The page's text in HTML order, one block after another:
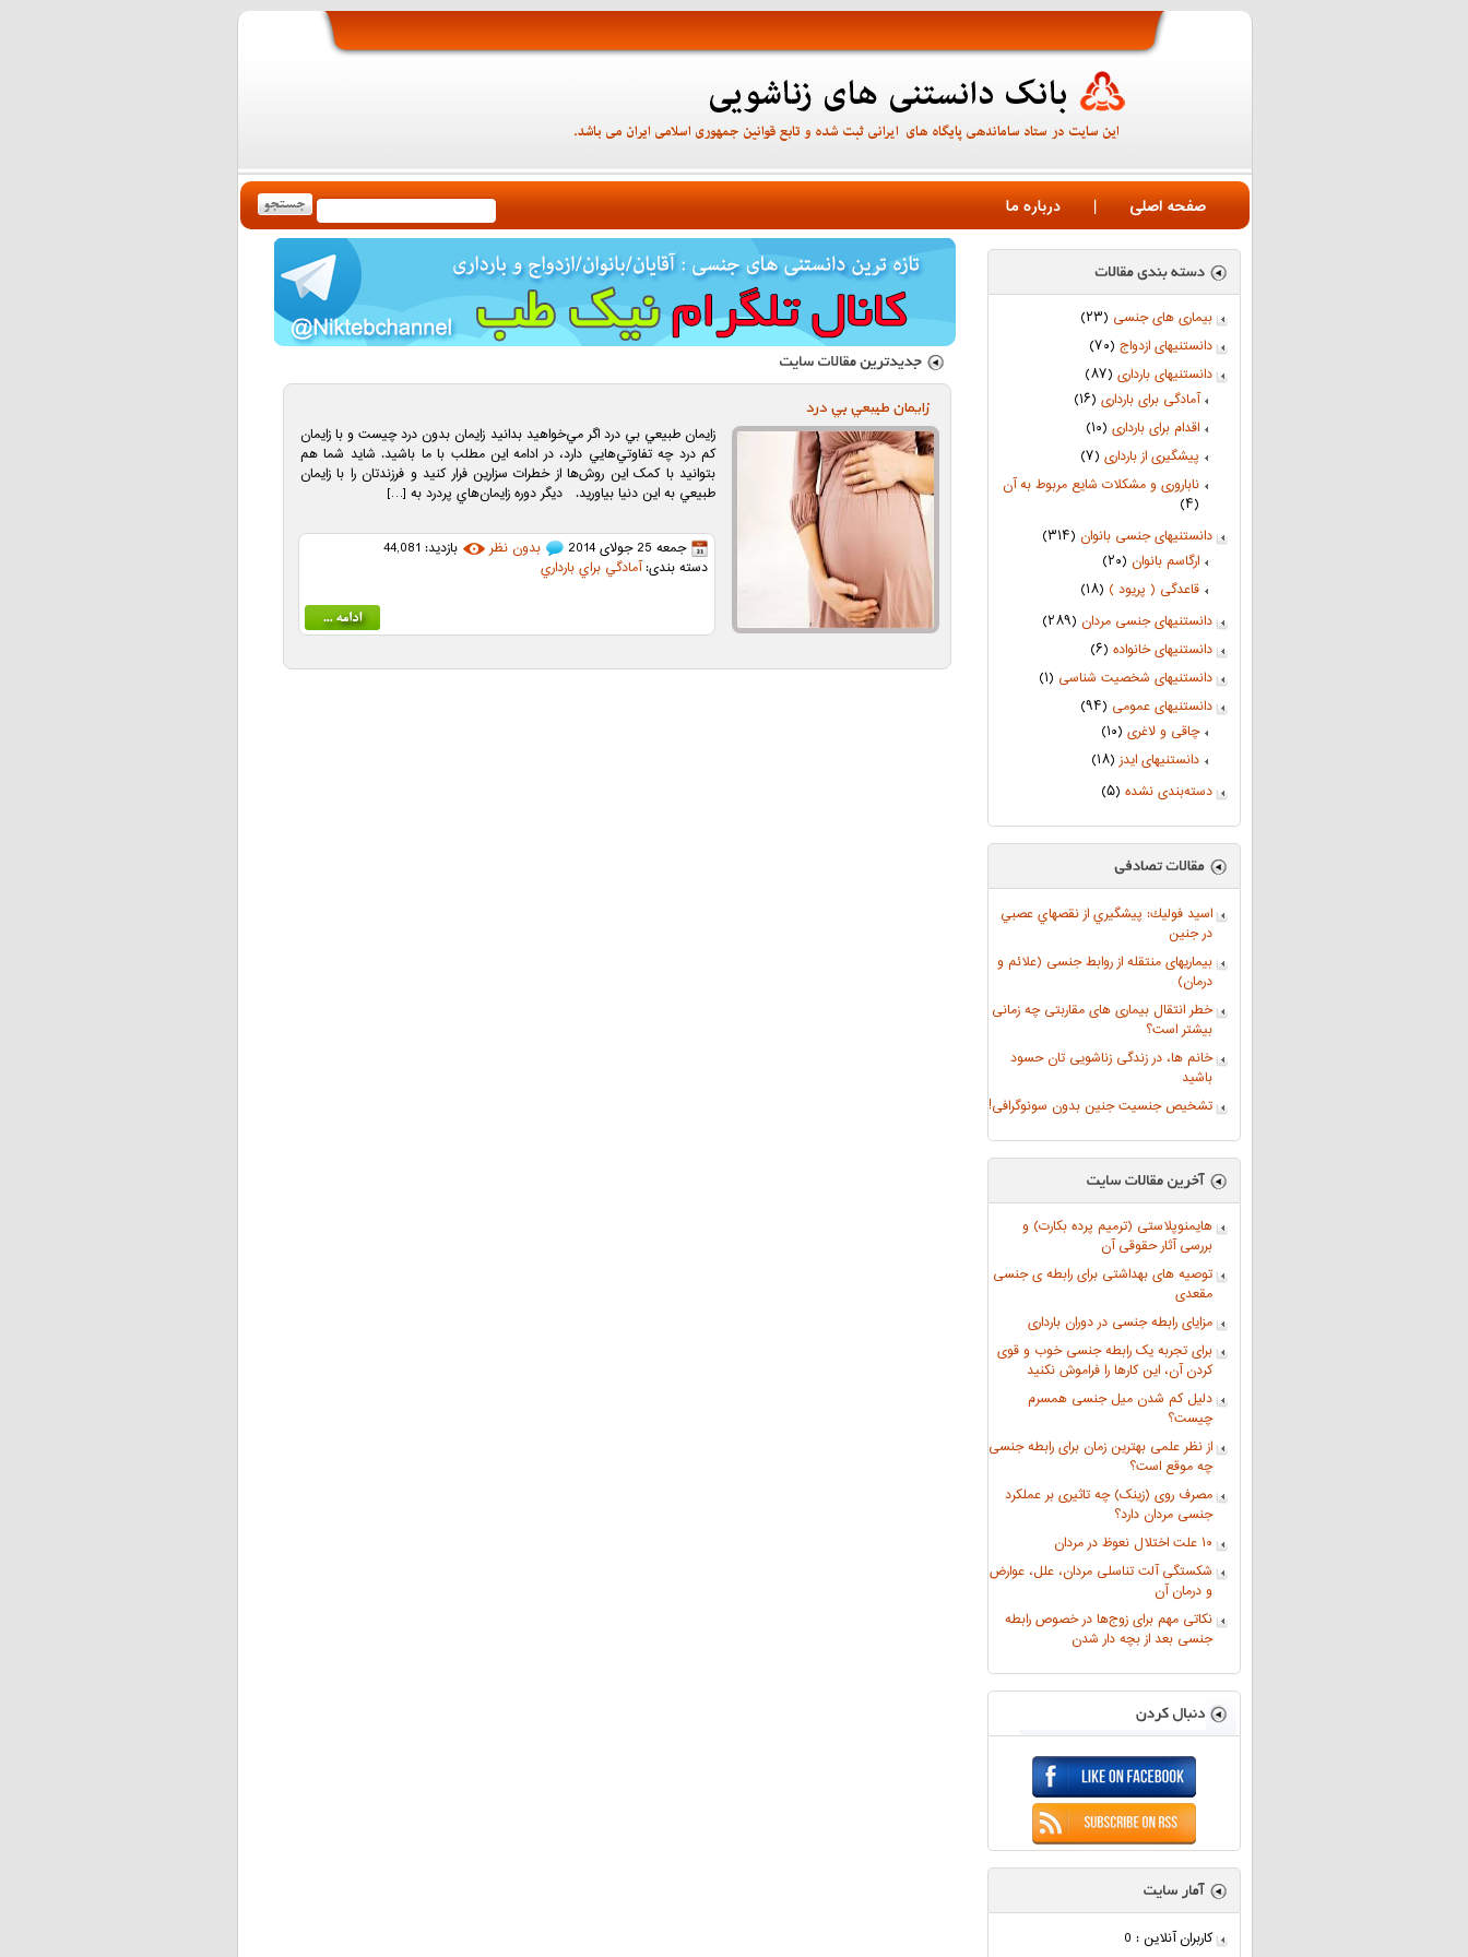
صفحه اصلی | درباره ما
بیماری های جنسی (۲۳)
دانستنیهای ازدواج (۷۰)
دانستنیهای بارداری (۸۷)
آمادگی برای بارداری (۱۶)
اقدام برای بارداری (۱۰)
پیشگیری از بارداری (۷)
ناباروری و مشکلات شایع مربوط به آن
(۴)
دانستنیهای جنسی بانوان (۳۱۴)
ارگاسم بانوان (۲۰)
قاعدگی ( پریود ) (۱۸)
دانستنیهای جنسی مردان (۲۸۹)
دانستنیهای خانواده (۶)
دانستنیهای شخصیت شناسی (۱)
دانستنیهای عمومی (۹۴)
چاقی و لاغری (۱۰)
دانستنیهای ایدز(۱۸)
دسته‌بندی نشده (۵)
اسيد فوليك: پيشگيري از نقصهاي عصبي
در جنين
بیماریهای منتقله از روابط جنسی (علائم و
درمان)
خطر انتقال بیماری های مقاربتی چه زمانی
بیشتر است؟
خانم ها، در زندگی زناشویی تان حسود
باشید
تشخیص جنسیت جنین بدون سونوگرافی!
هایمنوپلاستی (ترمیم پرده بکارت) و
بررسی آثار حقوقی آن
توصیه های بهداشتی برای رابطه ی جنسی
مقعدی
مزایای رابطه جنسی در دوران بارداری
برای تجربه یک رابطه جنسی خوب و قوی
کردن آن، این کارها را فراموش نکنید
دلیل کم شدن میل جنسی همسرم
چیست؟
از نظر علمی بهترین زمان برای رابطه جنسی
چه موقع است؟
مصرف روی (زینک) چه تاثیری بر عملکرد
جنسی مردان دارد؟
۱۰ علت اختلال نعوظ در مردان
شکستگی آلت تناسلی مردان، علل، عوارض
و درمان آن
نکاتی مهم برای زوج‌ها در خصوص رابطه
جنسی بعد از بچه دار شدن
کاربران آنلاین : 0
زايمان طبيعي بي درد
زايمان طبيعي بي درد اگر مي‌خواهيد بدانيد زايمان بدون درد چيست و با زايمان
کم درد چه تفاوتي‌هايي دارد، در ادامه اين مطلب با ما باشيد. شايد شما هم
بتوانيد با کمک اين روش‌ها از خطرات سزارين فرار کنيد و فرزندتان را با زايمان
طبيعي به اين دنيا بياوريد. ديگر دوره زايمان‌هاي پردرد به […]
جمعه 25 جولای 2014 بدون نظر
بازدید: 44,081
دسته بندی:آمادگي براي بارداري